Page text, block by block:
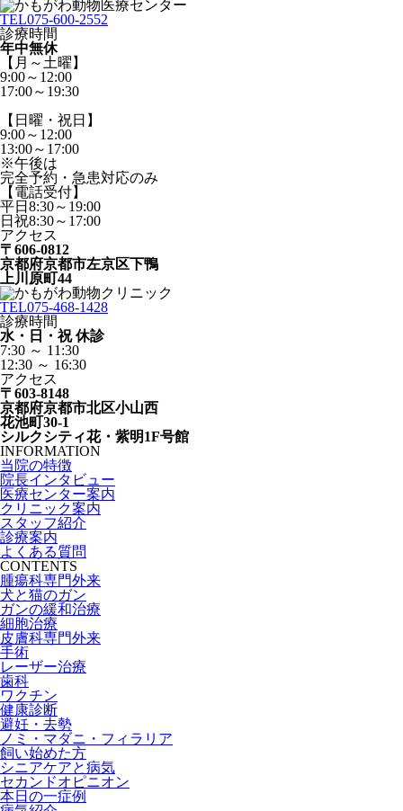
TEL075-600-2552
診療時間
年中無休
【月～土曜】
9:00～12:00
17:00～19:30
【日曜・祝日】
9:00～12:00
13:00～17:00
※午後は
完全予約・急患対応のみ
【電話受付】
平日8:30～19:00
日祝8:30～17:00
アクセス
〒606-0812
京都府京都市左京区下鴨
上川原町44
TEL075-468-1428
診療時間
水・日・祝 休診
7:30 ～ 11:30
12:30 ～ 16:30
アクセス
〒603-8148
京都府京都市北区小山西
花池町30-1
シルクシティ花・紫明1F号館
INFORMATION
当院の特徴
院長インタビュー
医療センター案内
クリニック案内
スタッフ紹介
診療案内
よくある質問
CONTENTS
腫瘍科専門外来
犬と猫のガン
ガンの緩和治療
細胞治療
皮膚科専門外来
手術
レーザー治療
歯科
ワクチン
健康診断
避妊・去勢
ノミ・マダニ・フィラリア
飼い始めた方
シニアケアと病気
セカンドオピニオン
本日の一症例